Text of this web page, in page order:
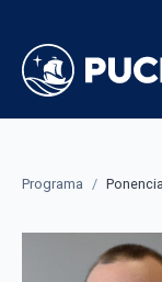
Programa /